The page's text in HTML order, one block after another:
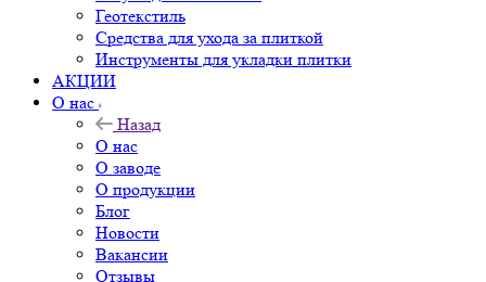
Геотекстиль
Средства для ухода за плиткой
Инструменты для укладки плитки
АКЦИИ
О нас
Назад
О нас
О заводе
О продукции
Блог
Новости
Вакансии
Отзывы